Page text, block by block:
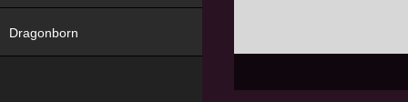
Dragonborn